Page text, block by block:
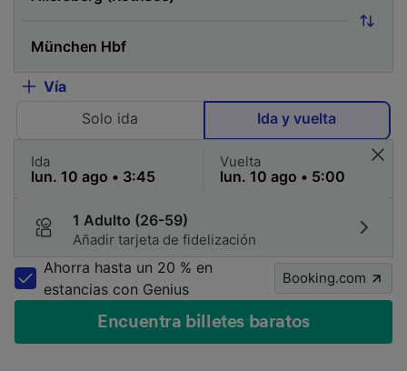
Vía
Solo ida
Ida y vuelta
Ida Vuelta
1 Adulto (26-59)
Añadir tarjeta de fidelización
Ahorra hasta un 20 % en
estancias con Genius
Booking.com
Encuentra billetes baratos